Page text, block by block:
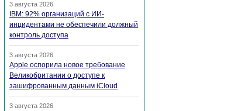
3 августа 2026
IBM: 92% организаций с ИИ-
инцидентами не обеспечили должный
контроль доступа
3 августа 2026
Apple оспорила новое требование
Великобритании о доступе к
зашифрованным данным iCloud
3 августа 2026